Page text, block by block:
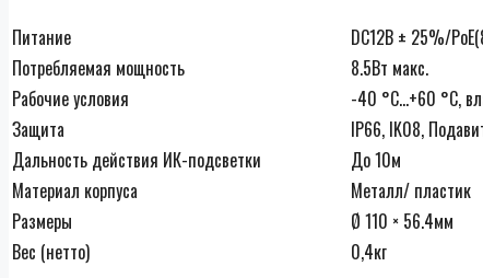
Питание
DC12В ± 25%/
Потребляемая мощность
8.5Вт макс.
Рабочие условия
-40 °C…+60 °C,
Защита
IP66, IK08,
Дальность действия ИК-подсветки
До 10м
Материал корпуса
Металл/ пластик
Размеры
Ø 110 × 56.4мм
Вес (нетто)
0,4кг